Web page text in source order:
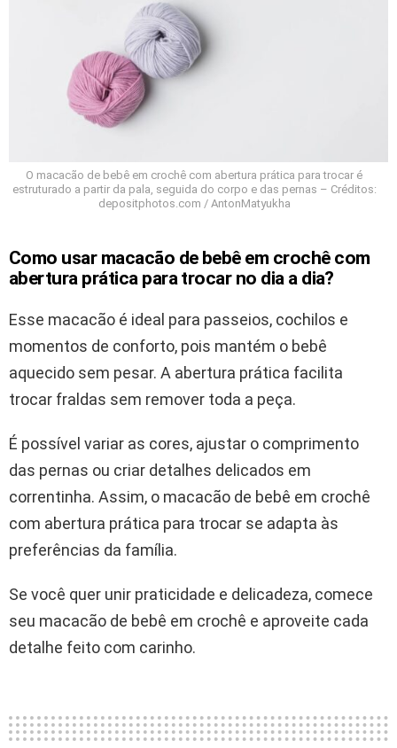
O macacão de bebê em crochê com abertura prática para trocar é
estruturado a partir da pala, seguida do corpo e das pernas – Créditos:
depositphotos.com / AntonMatyukha
Como usar macacão de bebê em crochê com
abertura prática para trocar no dia a dia?
Esse macacão é ideal para passeios, cochilos e
momentos de conforto, pois mantém o bebê
aquecido sem pesar. A abertura prática facilita
trocar fraldas sem remover toda a peça.
É possível variar as cores, ajustar o comprimento
das pernas ou criar detalhes delicados em
correntinha. Assim, o macacão de bebê em crochê
com abertura prática para trocar se adapta às
preferências da família.
Se você quer unir praticidade e delicadeza, comece
seu macacão de bebê em crochê e aproveite cada
detalhe feito com carinho.